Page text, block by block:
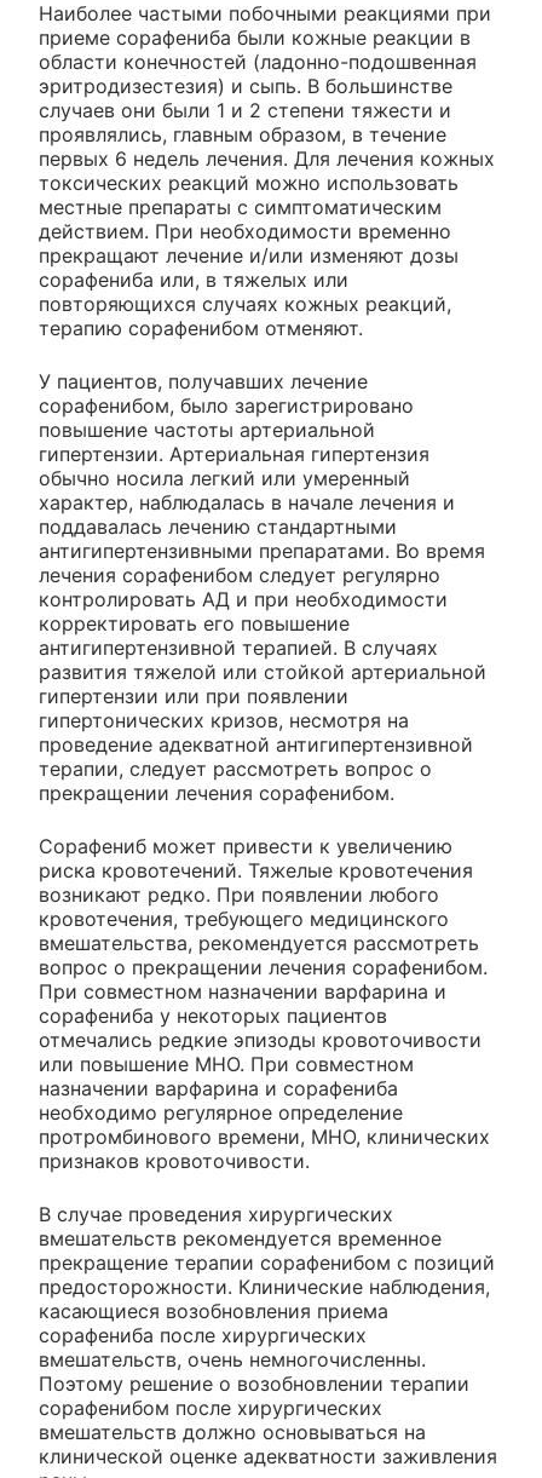
Наиболее частыми побочными реакциями при
приеме сорафениба были кожные реакции в
области конечностей (ладонно-подошвенная
эритродизестезия) и сыпь. В большинстве
случаев они были 1 и 2 степени тяжести и
проявлялись, главным образом, в течение
первых 6 недель лечения. Для лечения кожных
токсических реакций можно использовать
местные препараты с симптоматическим
действием. При необходимости временно
прекращают лечение и/или изменяют дозы
сорафениба или, в тяжелых или
повторяющихся случаях кожных реакций,
терапию сорафенибом отменяют.
У пациентов, получавших лечение
сорафенибом, было зарегистрировано
повышение частоты артериальной
гипертензии. Артериальная гипертензия
обычно носила легкий или умеренный
характер, наблюдалась в начале лечения и
поддавалась лечению стандартными
антигипертензивными препаратами. Во время
лечения сорафенибом следует регулярно
контролировать АД и при необходимости
корректировать его повышение
антигипертензивной терапией. В случаях
развития тяжелой или стойкой артериальной
гипертензии или при появлении
гипертонических кризов, несмотря на
проведение адекватной антигипертензивной
терапии, следует рассмотреть вопрос о
прекращении лечения сорафенибом.
Сорафениб может привести к увеличению
риска кровотечений. Тяжелые кровотечения
возникают редко. При появлении любого
кровотечения, требующего медицинского
вмешательства, рекомендуется рассмотреть
вопрос о прекращении лечения сорафенибом.
При совместном назначении варфарина и
сорафениба у некоторых пациентов
отмечались редкие эпизоды кровоточивости
или повышение MHO. При совместном
назначении варфарина и сорафениба
необходимо регулярное определение
протромбинового времени, MHO, клинических
признаков кровоточивости.
В случае проведения хирургических
вмешательств рекомендуется временное
прекращение терапии сорафенибом с позиций
предосторожности. Клинические наблюдения,
касающиеся возобновления приема
сорафениба после хирургических
вмешательств, очень немногочисленны.
Поэтому решение о возобновлении терапии
сорафенибом после хирургических
вмешательств должно основываться на
клинической оценке адекватности заживления